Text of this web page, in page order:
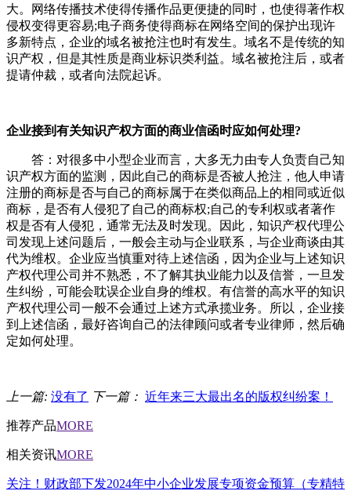
大。网络传播技术使得传播作品更便捷的同时，也使得著作权
侵权变得更容易;电子商务使得商标在网络空间的保护出现许
多新特点，企业的域名被抢注也时有发生。域名不是传统的知
识产权，但是其性质是商业标识类利益。域名被抢注后，或者
提请仲裁，或者向法院起诉。
企业接到有关知识产权方面的商业信函时应如何处理?
答：对很多中小型企业而言，大多无力由专人负责自己知
识产权方面的监测，因此自己的商标是否被人抢注，他人申请
注册的商标是否与自己的商标属于在类似商品上的相同或近似
商标，是否有人侵犯了自己的商标权;自己的专利权或者著作
权是否有人侵犯，通常无法及时发现。因此，知识产权代理公
司发现上述问题后，一般会主动与企业联系，与企业商谈由其
代为维权。企业应当慎重对待上述信函，因为企业与上述知识
产权代理公司并不熟悉，不了解其执业能力以及信誉，一旦发
生纠纷，可能会耽误企业自身的维权。有信誉的高水平的知识
产权代理公司一般不会通过上述方式承揽业务。所以，企业接
到上述信函，最好咨询自己的法律顾问或者专业律师，然后确
定如何处理。
上一篇: 没有了 下一篇： 近年来三大最出名的版权纠纷案！
推荐产品MORE
相关资讯MORE
关注！财政部下发2024年中小企业发展专项资金预算（专精特